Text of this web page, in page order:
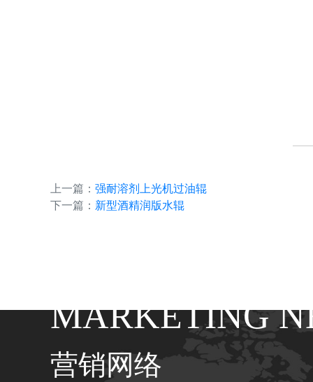
上一篇： 强耐溶剂上光机过油辊
下一篇： 新型酒精润版水辊
MARKETING
营销网络